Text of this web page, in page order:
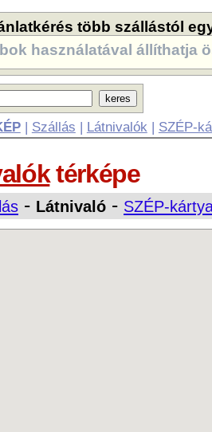
több szállástól
használatával állíthatja
| Szállás | Látnivalók | SZÉP-
térképe
- Látnivaló - SZÉP-